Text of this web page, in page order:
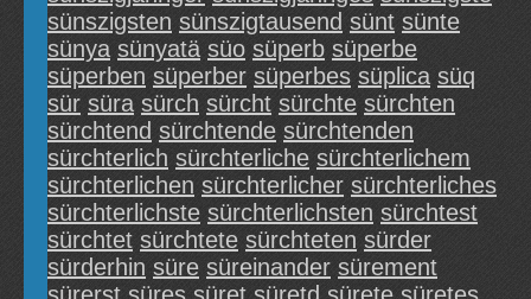
sünszigsten sünszigtausend sünt sünte
sünya sünyatä süo süperb süperbe
süperben süperber süperbes süplica süq
sür süra sürch sürcht sürchte sürchten
sürchtend sürchtende sürchtenden
sürchterlich sürchterliche sürchterlichem
sürchterlichen sürchterlicher sürchterliches
sürchterlichste sürchterlichsten sürchtest
sürchtet sürchtete sürchteten sürder
sürderhin süre süreinander sürement